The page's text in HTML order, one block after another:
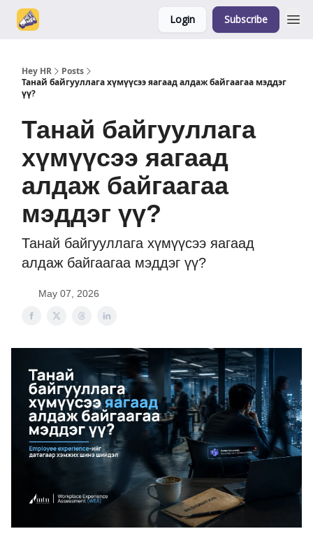
Login Subscribe
Hey HR
Posts
Танай байгууллага хүмүүсээ яагаад алдаж байгаагаа мэддэг
үү?
Танай байгууллага
хүмүүсээ яагаад
алдаж байгаагаа
мэддэг үү?
Танай байгууллага хүмүүсээ яагаад
алдаж байгаагаа мэддэг үү?
May 07, 2026